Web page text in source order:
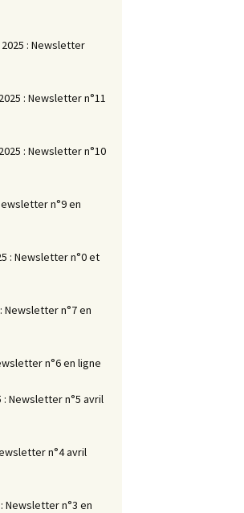
: Newsletter
: Newsletter n°11
: Newsletter n°10
n°9 en
: Newsletter n°0 et
Newsletter n°7 en
n°6 en ligne
Newsletter n°5 avril
n°4 avril
Newsletter n°3 en